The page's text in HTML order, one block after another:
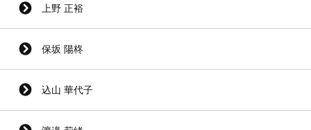
上野 正裕
保坂 陽柊
込山 華代子